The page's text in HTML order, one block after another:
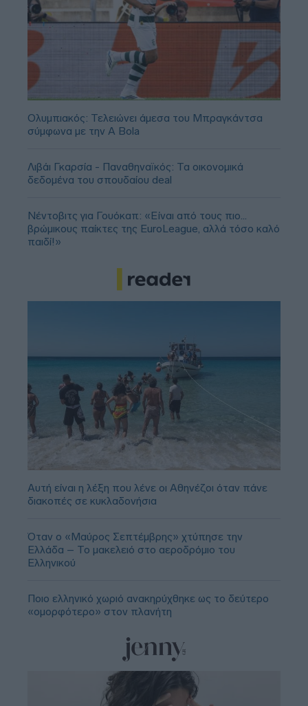
Ολυμπιακός: Τελειώνει άμεσα του Μπραγκάντσα
σύμφωνα με την A Bola
Λιβάι Γκαρσία - Παναθηναϊκός: Τα οικονομικά
δεδομένα του σπουδαίου deal
Νέντοβιτς για Γουόκαπ: «Είναι από τους πιο...
βρώμικους παίκτες της EuroLeague, αλλά τόσο καλό
παιδί!»
Αυτή είναι η λέξη που λένε οι Αθηνέζοι όταν πάνε
διακοπές σε κυκλαδονήσια
Όταν ο «Μαύρος Σεπτέμβρης» χτύπησε την
Ελλάδα – Το μακελειό στο αεροδρόμιο του
Ελληνικού
Ποιο ελληνικό χωριό ανακηρύχθηκε ως το δεύτερο
«ομορφότερο» στον πλανήτη